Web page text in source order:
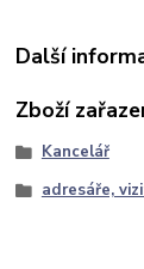
Další
Zboží
Kancelář
adresáře,